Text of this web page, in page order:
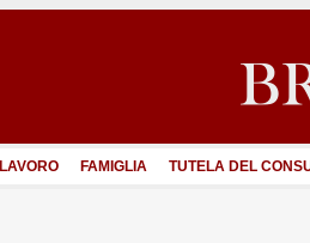
LAVORO FAMIGLIA TUTELA DEL